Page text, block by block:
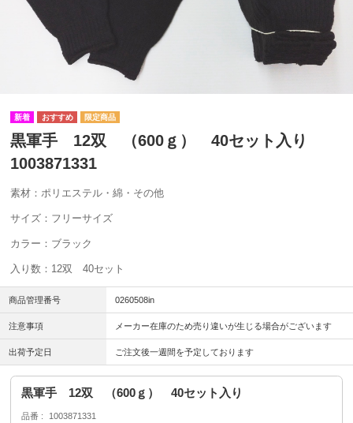
黒軍手 12双 （600ｇ） 40セット入り
1003871331
素材：ポリエステル・綿・その他
サイズ：フリーサイズ
カラー：ブラック
入り数：12双 40セット
商品管理番号 0260508in
注意事項 メーカー在庫のため売り違いが生じる場合がございます
出荷予定日 ご注文後一週間を予定しております
黒軍手 12双 （600ｇ） 40セット入り
品番 1003871331